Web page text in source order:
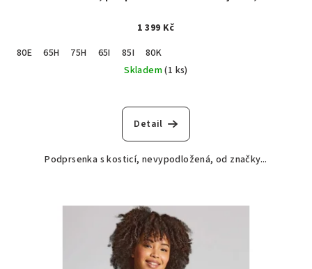
1 399 Kč
80E
65H 75H 65I 85I
80K
Skladem(1 ks)
Detail
Podprsenka s kosticí, nevypodložená, od značky...